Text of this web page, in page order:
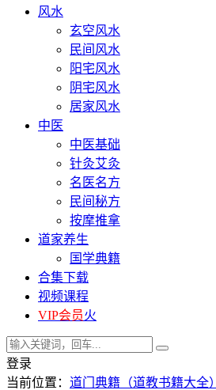
风水
玄空风水
民间风水
阳宅风水
阴宅风水
居家风水
中医
中医基础
针灸艾灸
名医名方
民间秘方
按摩推拿
道家养生
国学典籍
合集下载
视频课程
VIP会员火
登录
当前位置： 道门典籍（道教书籍大全）